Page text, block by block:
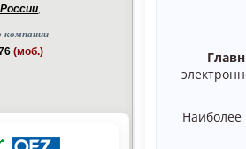
,
компании
(моб.)
Наиболее